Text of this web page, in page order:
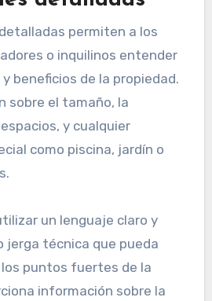
permiten a los
o inquilinos entender
beneficios de la propiedad.
sobre el tamaño, la
y cualquier
como piscina, jardín o
un lenguaje claro y
técnica que pueda
puntos fuertes de la
información sobre la